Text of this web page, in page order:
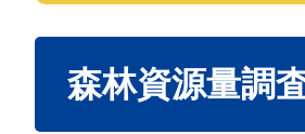
森林資源量調